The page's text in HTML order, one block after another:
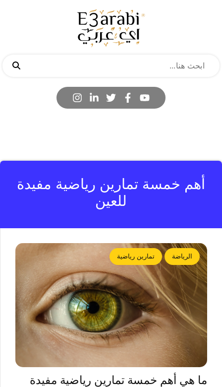
أهم خمسة تمارين رياضية مفيدة
للعين
الرياضة تمارين رياضية
ما هي أهم خمسة تمارين رياضية مفيدة